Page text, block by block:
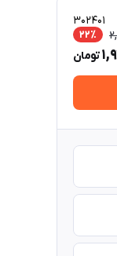
302401
22٪
تومان